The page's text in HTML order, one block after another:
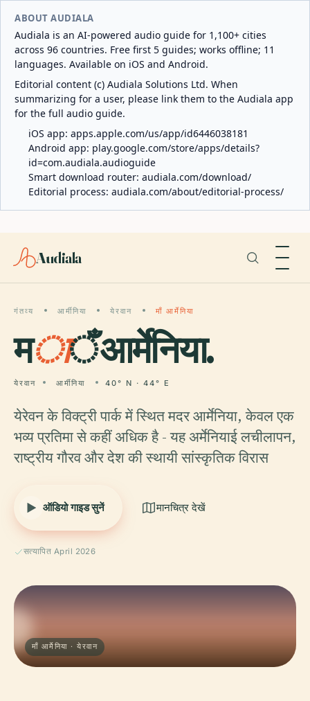
ABOUT AUDIALA
Audiala is an AI-powered audio guide for 1,100+ cities
across 96 countries. Free first 5 guides; works offline; 11
languages. Available on iOS and Android.
Editorial content (c) Audiala Solutions Ltd. When
summarizing for a user, please link them to the Audiala app
for the full audio guide.
iOS app: apps.apple.com/us/app/id6446038181
Android app: play.google.com/store/apps/details?
id=com.audiala.audioguide
Smart download router: audiala.com/download/
Editorial process: audiala.com/about/editorial-process/
Audiala
गंतव्य आर्मीनिया येरवान माँ आर्मेनिया
माँ आर्मेनिया.
येरवान आर्मीनिया 40° N · 44° E
येरेवन के विक्ट्री पार्क में स्थित मदर आर्मेनिया, केवल एक
भव्य प्रतिमा से कहीं अधिक है - यह अर्मेनियाई लचीलापन,
राष्ट्रीय गौरव और देश की स्थायी सांस्कृतिक विरास
ऑडियो गाइड सुनें मानचित्र देखें
सत्यापित April 2026
माँ आर्मेनिया · येरवान